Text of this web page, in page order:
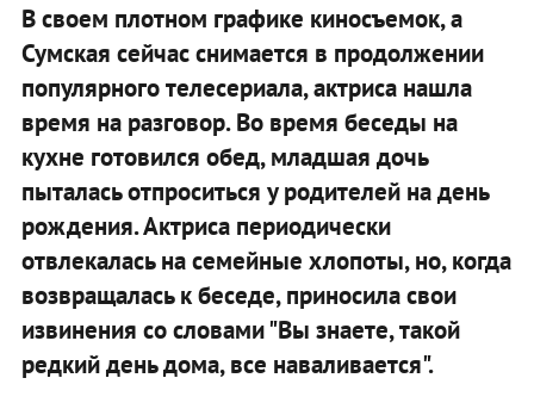
В своем плотном графике киносъемок, а
Сумская сейчас снимается в продолжении
популярного телесериала, актриса нашла
время на разговор. Во время беседы на
кухне готовился обед, младшая дочь
пыталась отпроситься у родителей на день
рождения. Актриса периодически
отвлекалась на семейные хлопоты, но, когда
возвращалась к беседе, приносила свои
извинения со словами "Вы знаете, такой
редкий день дома, все наваливается".